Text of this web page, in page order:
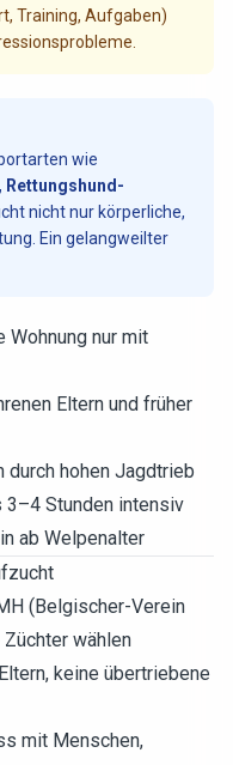
Training, Aufgaben)
wie
Rettungshund-
nicht nur körperliche,
Ein gelangweilter
Wohnung nur mit
Eltern und früher
durch hohen Jagdtrieb
Stunden intensiv
ab Welpenalter
(Belgischer-Verein
wählen
keine übertriebene
mit Menschen,